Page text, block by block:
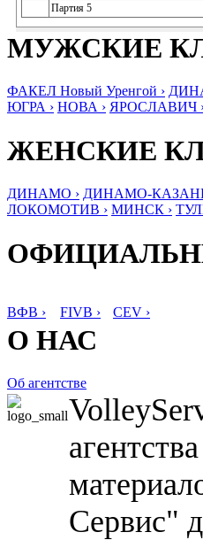
Партия 5
МУЖСКИЕ
ФАКЕЛ Новый Уренгой ›
ЮГРА › НОВА › ЯРОСЛАВИЧ
ЖЕНСКИЕ
ДИНАМО › ДИНАМО-
ЛОКОМОТИВ › МИНСК ›
ВФВ › FIVB › CEV ›
О НАС
Об агентстве
Сервис"